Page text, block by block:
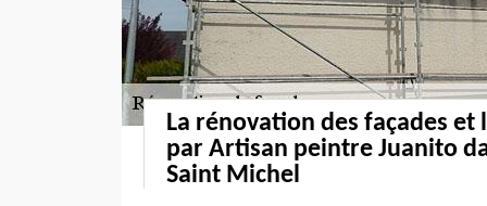
La rénovation des façades et
par Artisan peintre Juanito
Saint Michel